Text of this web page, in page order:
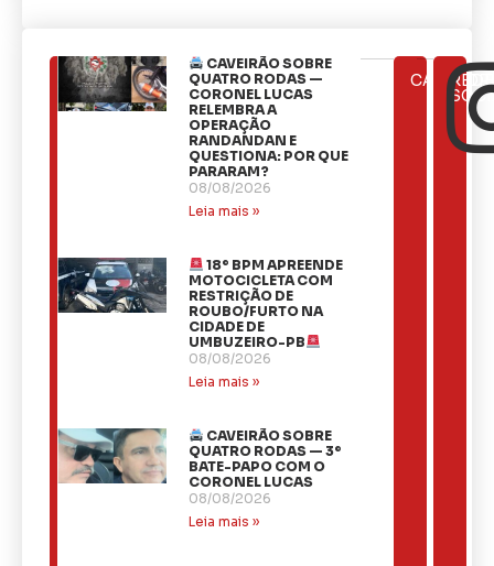
ÚLTIMAS
NOTÍCIAS
CAVEIRÃO SOBRE
QUATRO RODAS —
CORONEL LUCAS
RELEMBRA A
OPERAÇÃO
RANDANDAN E
QUESTIONA: POR QUE
PARARAM?
08/08/2026
Leia mais »
18º BPM APREENDE
MOTOCICLETA COM
RESTRIÇÃO DE
ROUBO/FURTO NA
CIDADE DE
UMBUZEIRO-PB
08/08/2026
Leia mais »
CAVEIRÃO SOBRE
QUATRO RODAS — 3º
BATE-PAPO COM O
CORONEL LUCAS
08/08/2026
Leia mais »